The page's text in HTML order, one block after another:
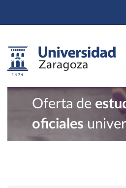
Oferta de
oficiales